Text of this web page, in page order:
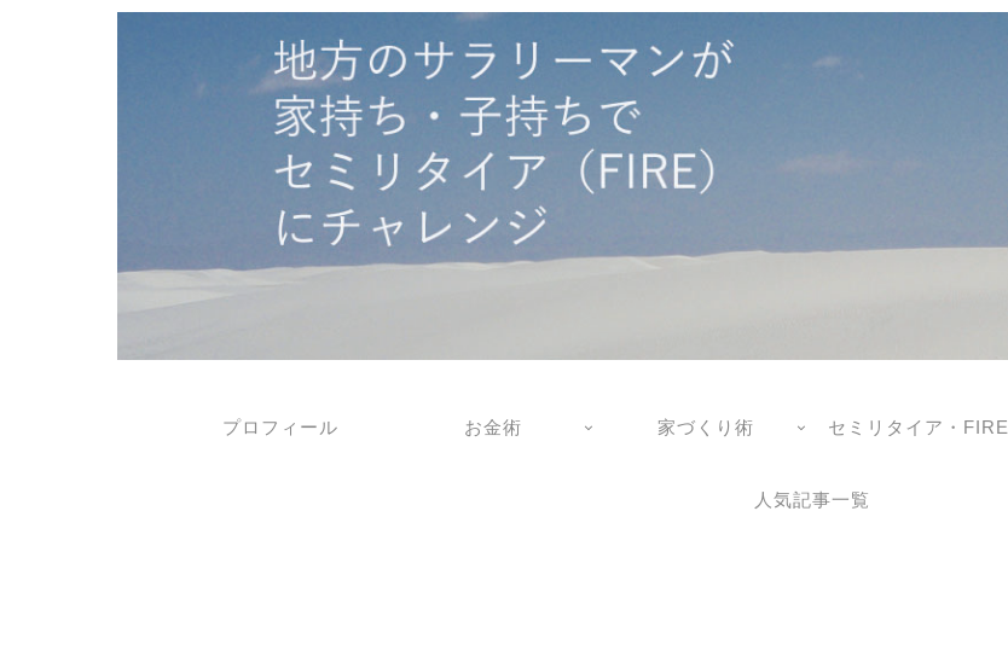
プロフィール お金術 家づくり術 セミリタイア・FIRE
人気記事一覧